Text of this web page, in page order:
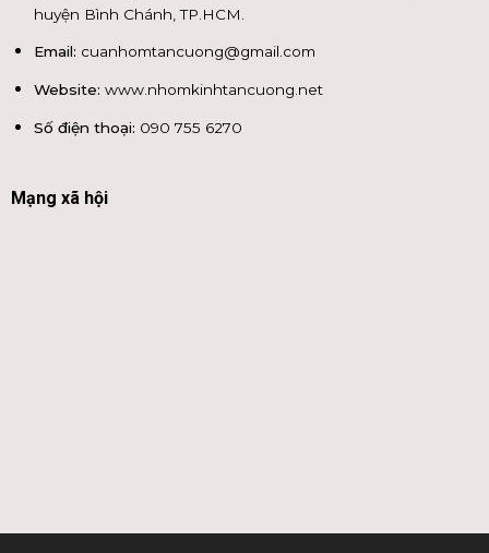
huyện Bình Chánh, TP.HCM.
Email: cuanhomtancuong@gmail.com
Website: www.nhomkinhtancuong.net
Số điện thoại: 090 755 6270
Mạng xã hội